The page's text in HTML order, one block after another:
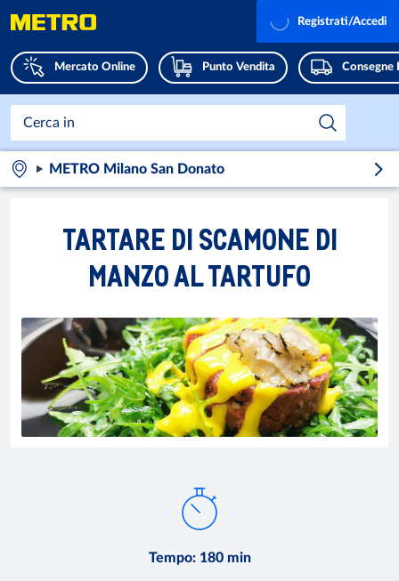
Mercato Online Punto Vendita Consegne
Registrati/Accedi
METRO Milano San Donato
TARTARE DI SCAMONE DI
MANZO AL TARTUFO
Tempo: 180 min